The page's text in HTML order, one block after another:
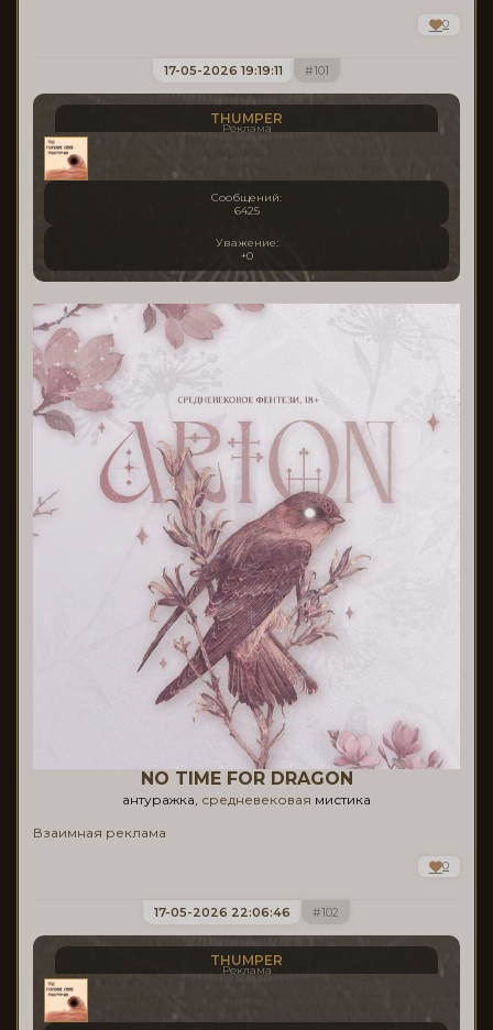
0
101
17-05-2026 19:19:11
THUMPER
Реклама
Сообщений:
6425
Уважение:
+0
NO TIME FOR DRAGON
антуражка, средневековая мистика
Взаимная реклама
0
102
17-05-2026 22:06:46
THUMPER
Реклама